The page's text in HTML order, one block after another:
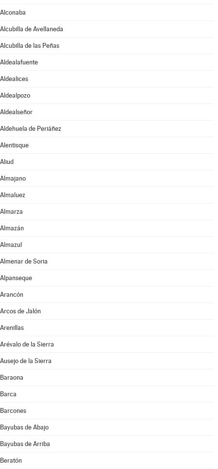
Alconaba
Alcubilla de Avellaneda
Alcubilla de las Peñas
Aldealafuente
Aldealices
Aldealpozo
Aldealseñor
Aldehuela de Periáñez
Alentisque
Aliud
Almajano
Almaluez
Almarza
Almazán
Almazul
Almenar de Soria
Alpanseque
Arancón
Arcos de Jalón
Arenillas
Arévalo de la Sierra
Ausejo de la Sierra
Baraona
Barca
Barcones
Bayubas de Abajo
Bayubas de Arriba
Beratón